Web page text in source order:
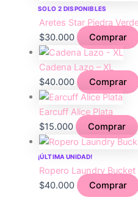
SOLO 2 DISPONIBLES
Aretes Star Piedra
$30.000 Comprar
Cadena Lazo – XL
$40.000 Comprar
Earcuff Alice Plata
$15.000 Comprar
¡ÚLTIMA UNIDAD!
Ropero Laundry Bucket
$40.000 Comprar